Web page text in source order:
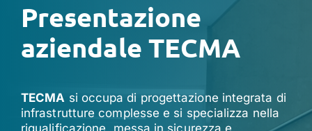
Contatti
Presentazione
aziendale TECMA
TECMA si occupa di progettazione integrata di
infrastrutture complesse e si specializza nella
riqualificazione, messa in sicurezza e